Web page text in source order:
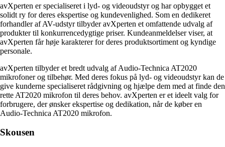
avXperten er specialiseret i lyd- og videoudstyr og har opbygget et
solidt ry for deres ekspertise og kundevenlighed. Som en dedikeret
forhandler af AV-udstyr tilbyder avXperten et omfattende udvalg af
produkter til konkurrencedygtige priser. Kundeanmeldelser viser, at
avXperten får høje karakterer for deres produktsortiment og kyndige
personale.
avXperten tilbyder et bredt udvalg af Audio-Technica AT2020
mikrofoner og tilbehør. Med deres fokus på lyd- og videoudstyr kan de
give kunderne specialiseret rådgivning og hjælpe dem med at finde den
rette AT2020 mikrofon til deres behov. avXperten er et ideelt valg for
forbrugere, der ønsker ekspertise og dedikation, når de køber en
Audio-Technica AT2020 mikrofon.
Skousen